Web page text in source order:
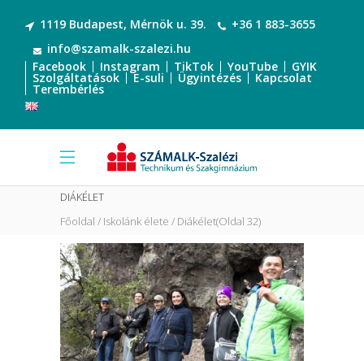
1119 Budapest, Mérnök u. 39.
+36 1 883-3655
info@szamalk-szalezi.hu
Facebook
Instagram TikTok YouTube GYIK
Szolgáltatások E-suli Ügyintézés Kapcsolat
Terembérlés
DIÁKÉLET
Főoldal Iskolánk élete Diákélet(Oldal 32)